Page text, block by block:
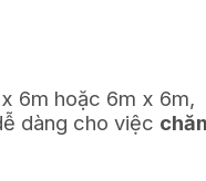
6m hoặc 6m x 6m,
dàng cho việc